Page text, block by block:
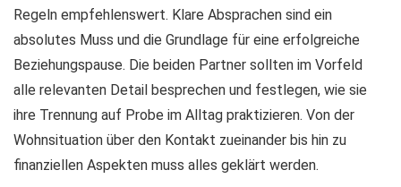
Regeln empfehlenswert. Klare Absprachen sind ein
absolutes Muss und die Grundlage für eine erfolgreiche
Beziehungspause. Die beiden Partner sollten im Vorfeld
alle relevanten Detail besprechen und festlegen, wie sie
ihre Trennung auf Probe im Alltag praktizieren. Von der
Wohnsituation über den Kontakt zueinander bis hin zu
finanziellen Aspekten muss alles geklärt werden.